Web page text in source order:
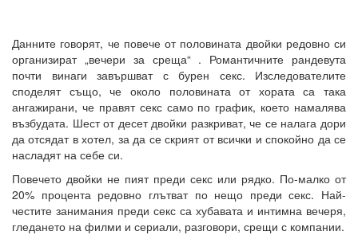
Данните говорят, че повече от половината двойки редовно си
организират „вечери за среща“ . Романтичните рандевута
почти винаги завършват с бурен секс. Изследователите
споделят също, че около половината от хората са така
ангажирани, че правят секс само по график, което намалява
възбудата. Шест от десет двойки разкриват, че се налага дори
да отсядат в хотел, за да се скрият от всички и спокойно да се
насладят на себе си.
Повечето двойки не пият преди секс или рядко. По-малко от
20% процента редовно глътват по нещо преди секс. Най-
честите занимания преди секс са хубавата и интимна вечеря,
гледането на филми и сериали, разговори, срещи с компании.